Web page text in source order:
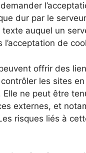
dur par le
auquel un
de
offrir des
les sites
ne peut être
externes, et
risques liés à